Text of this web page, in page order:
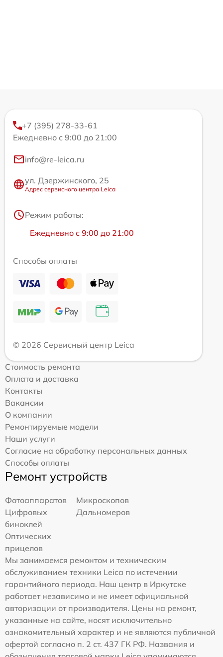
+7 (395) 278-33-61
Ежедневно с 9:00 до 21:00
info@re-leica.ru
ул. Дзержинского, 25
Адрес сервисного центра Leica
Режим работы:
Ежедневно с 9:00 до 21:00
Способы оплаты
© 2026 Сервисный центр Leica
Стоимость ремонта
Оплата и доставка
Контакты
Вакансии
О компании
Ремонтируемые модели
Наши услуги
Согласие на обработку персональных данных
Способы оплаты
Ремонт устройств
Фотоаппаратов
Микроскопов
Цифровых
биноклей
Дальномеров
Оптических
прицелов
Мы занимаемся ремонтом и техническим
обслуживанием техники Leica по истечении
гарантийного периода. Наш центр в Иркутске
работает независимо и не имеет официальной
авторизации от производителя. Цены на ремонт,
указанные на сайте, носят исключительно
ознакомительный характер и не являются публичной
офертой согласно п. 2 ст. 437 ГК РФ. Названия и